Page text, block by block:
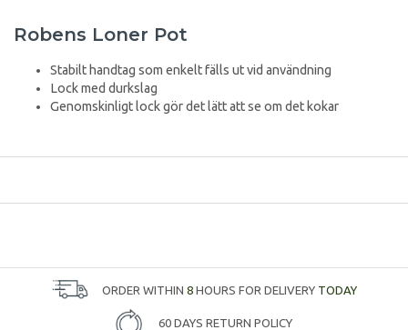
Robens Loner Pot
Stabilt handtag som enkelt fälls ut vid användning
Lock med durkslag
Genomskinligt lock gör det lätt att se om det kokar
ORDER WITHIN 8HOURS FOR DELIVERY TODAY
60 DAYS RETURN POLICY